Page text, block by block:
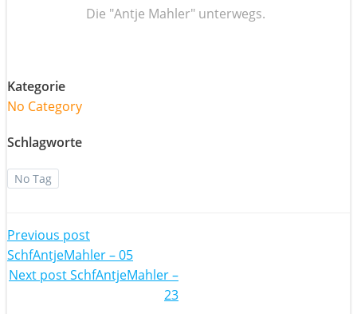
Die "Antje Mahler" unterwegs.
Kategorie
No Category
Schlagworte
No Tag
Post
navigation
Previous post
SchfAntjeMahler – 05
Post
Next postSchfAntjeMahler –
23